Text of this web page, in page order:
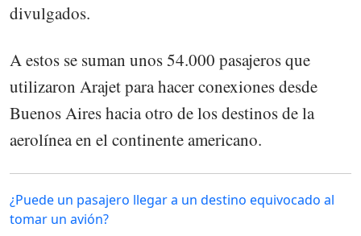
divulgados.
A estos se suman unos 54.000 pasajeros que
utilizaron Arajet para hacer conexiones desde
Buenos Aires hacia otro de los destinos de la
aerolínea en el continente americano.
¿Puede un pasajero llegar a un destino equivocado al
tomar un avión?